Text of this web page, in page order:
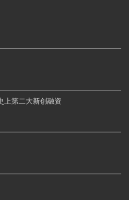
上第二大新创融资